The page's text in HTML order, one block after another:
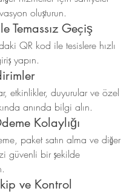
oluşturun.
Temassız Geçiş
QR kod ile tesislere hızlı
yapın.
etkinlikler, duyurular ve özel
anında bilgi alın.
Kolaylığı
paket satın alma ve diğer
güvenli bir şekilde
ve Kontrol